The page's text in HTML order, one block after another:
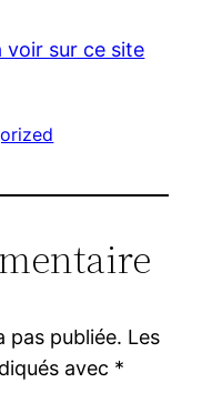
voir sur ce site
pas publiée. Les
avec *